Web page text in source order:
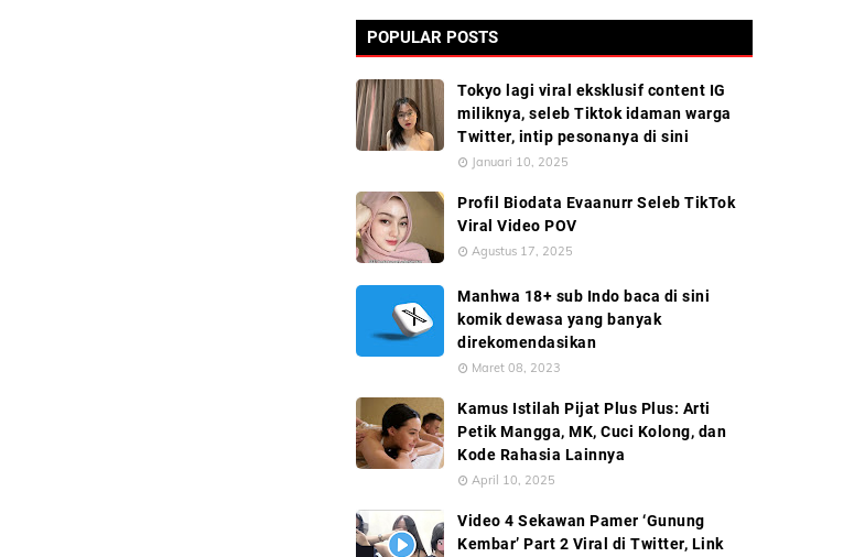
POPULAR POSTS
Tokyo lagi viral eksklusif content IG
miliknya, seleb Tiktok idaman warga
Twitter, intip pesonanya di sini
Januari 10, 2025
Profil Biodata Evaanurr Seleb TikTok
Viral Video POV
Agustus 17, 2025
Manhwa 18+ sub Indo baca di sini
komik dewasa yang banyak
direkomendasikan
Maret 08, 2023
Kamus Istilah Pijat Plus Plus: Arti
Petik Mangga, MK, Cuci Kolong, dan
Kode Rahasia Lainnya
April 10, 2025
Video 4 Sekawan Pamer ‘Gunung
Kembar’ Part 2 Viral di Twitter, Link